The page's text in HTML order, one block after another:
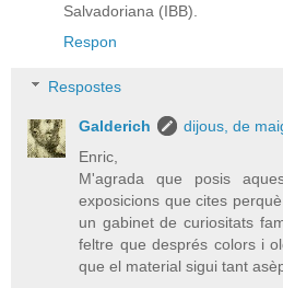
Salvadoriana (IBB).
Respon
Respostes
Galderich
dijous, de
Enric,
M'agrada que posis
exposicions que cites
un gabinet de curiositats
feltre que després colors i
que el material sigui tant